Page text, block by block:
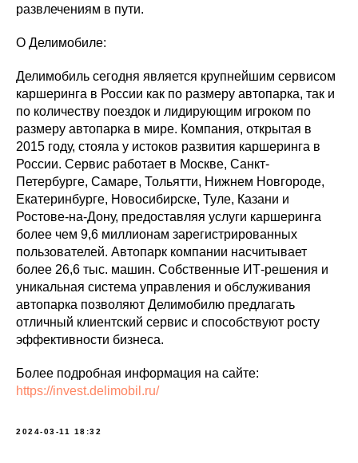
развлечениям в пути.
О Делимобиле:
Делимобиль сегодня является крупнейшим сервисом
каршеринга в России как по размеру автопарка, так и
по количеству поездок и лидирующим игроком по
размеру автопарка в мире. Компания, открытая в
2015 году, стояла у истоков развития каршеринга в
России. Сервис работает в Москве, Санкт-
Петербурге, Самаре, Тольятти, Нижнем Новгороде,
Екатеринбурге, Новосибирске, Туле, Казани и
Ростове-на-Дону, предоставляя услуги каршеринга
более чем 9,6 миллионам зарегистрированных
пользователей. Автопарк компании насчитывает
более 26,6 тыс. машин. Собственные ИТ-решения и
уникальная система управления и обслуживания
автопарка позволяют Делимобилю предлагать
отличный клиентский сервис и способствуют росту
эффективности бизнеса.
Более подробная информация на сайте:
https://invest.delimobil.ru/
2024-03-11 18:32